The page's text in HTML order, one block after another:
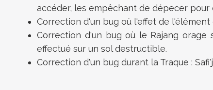
accéder, les empêchant de dépecer pour
Correction d'un bug où l'effet de
Correction d'un bug où le Rajang
effectué sur un sol destructible.
Correction d'un bug durant la Traque :